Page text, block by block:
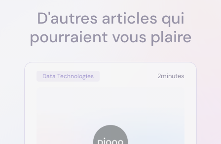
D'autres articles qui
pourraient vous plaire
Data Technologies 2minutes